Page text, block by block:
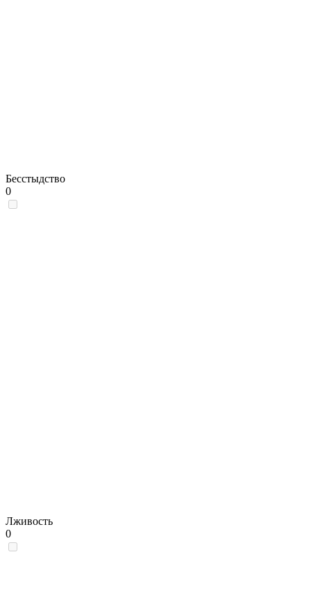
Бесстыдство
0
Лживость
0